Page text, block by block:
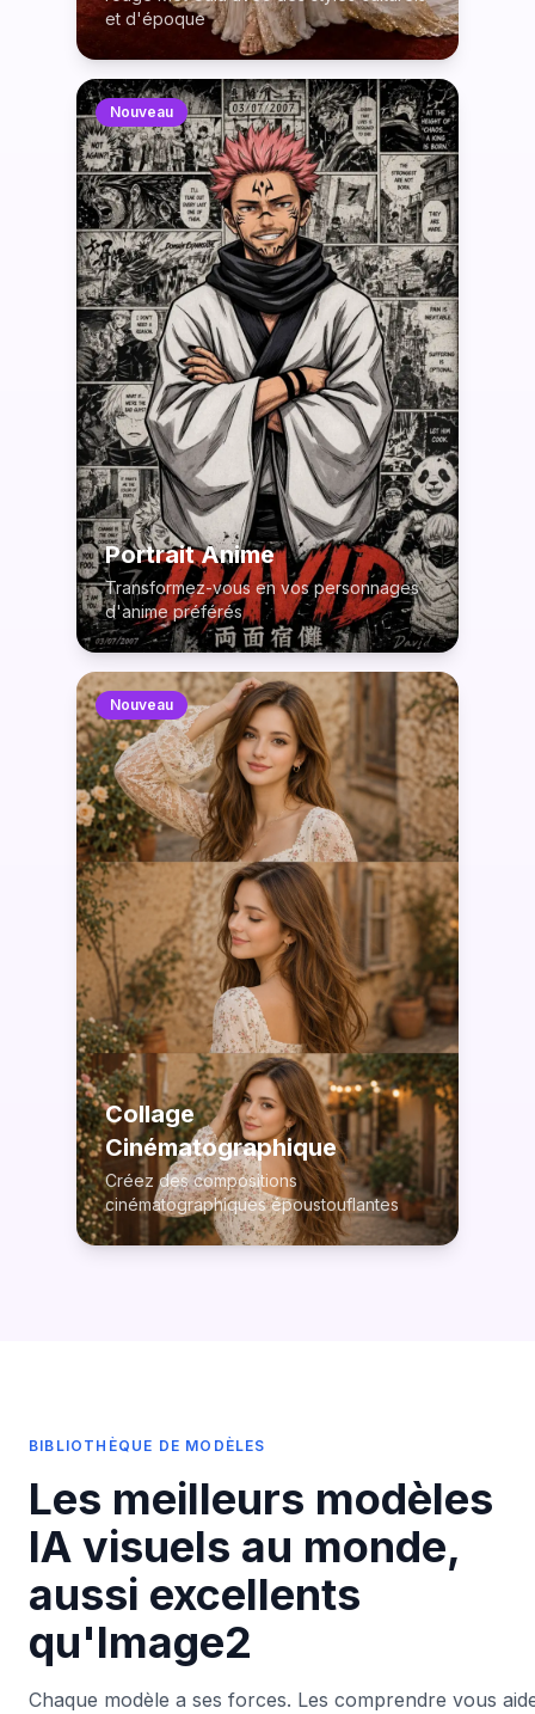
et d'époque
Nouveau
Portrait Anime
Transformez-vous en vos personnages
d'anime préférés
Nouveau
Collage
Cinématographique
Créez des compositions
cinématographiques époustouflantes
BIBLIOTHÈQUE DE MODÈLES
Les meilleurs modèles
IA visuels au monde,
aussi excellents
qu'Image2
Chaque modèle a ses forces. Les comprendre vous